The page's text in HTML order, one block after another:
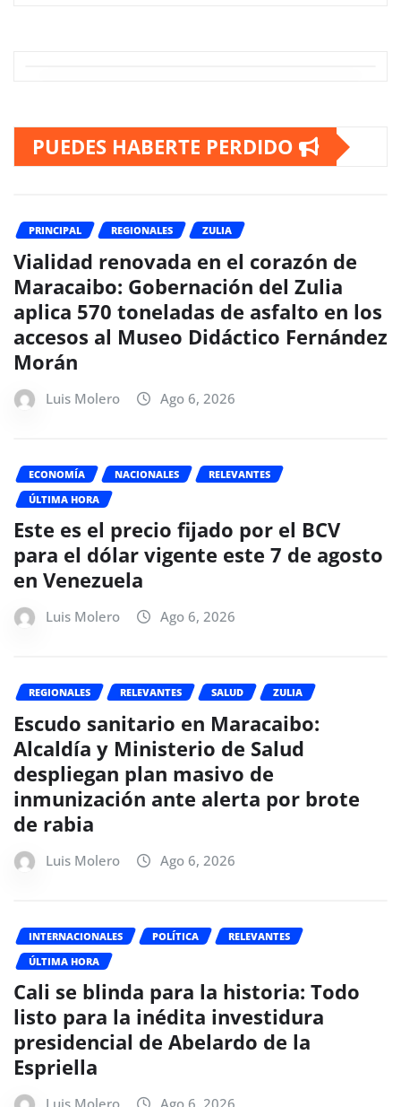
PUEDES HABERTE PERDIDO
PRINCIPAL REGIONALES ZULIA
Vialidad renovada en el corazón de
Maracaibo: Gobernación del Zulia
aplica 570 toneladas de asfalto en los
accesos al Museo Didáctico Fernández
Morán
Luis Molero Ago 6, 2026
ECONOMÍA NACIONALES
RELEVANTES
ÚLTIMA HORA
Este es el precio fijado por el BCV
para el dólar vigente este 7 de agosto
en Venezuela
Luis Molero Ago 6, 2026
REGIONALES RELEVANTES SALUD ZULIA
Escudo sanitario en Maracaibo:
Alcaldía y Ministerio de Salud
despliegan plan masivo de
inmunización ante alerta por brote
de rabia
Luis Molero Ago 6, 2026
INTERNACIONALES POLÍTICA
RELEVANTES
ÚLTIMA HORA
Cali se blinda para la historia: Todo
listo para la inédita investidura
presidencial de Abelardo de la
Espriella